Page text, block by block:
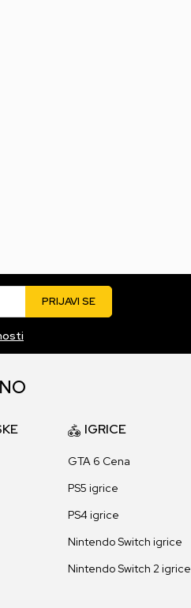
PRIJAVI SE
IGRICE
GTA 6 Cena
PS5 igrice
PS4 igrice
Nintendo Switch igrice
Nintendo Switch 2 igrice